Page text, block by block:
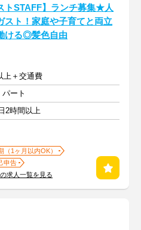
トSTAFF】ランチ募集★人
スト！家庭や子育てと両立
ける◎髪色自由
上＋交通費
ート
2時間以上
（1ヶ月以内OK）
申告
求人一覧を見る